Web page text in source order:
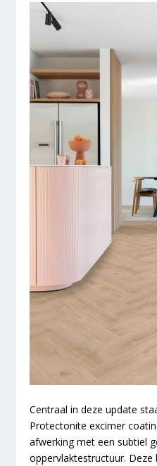
Centraal in deze update
Protectonite excimer
afwerking met een subtiel
oppervlaktestructuur.